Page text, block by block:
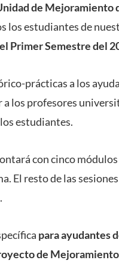
de Mejoramiento
los estudiantes de
Primer Semestre del
prácticas a los
a los profesores
estudiantes.
con cinco
El resto de las sesiones
para ayudantes
de Mejoramiento